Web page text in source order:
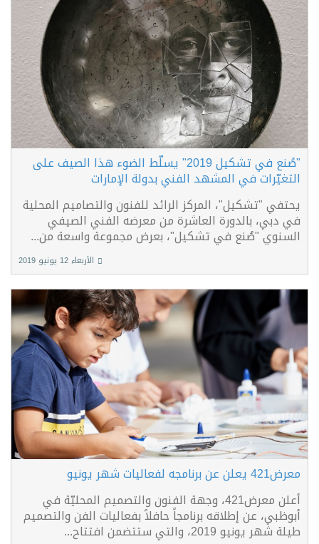
"صُنع في تشكيل 2019" يسلّط الضوء هذا الصيف على
التغيّرات في المشهد الفني بدولة الإمارات
يحتفي "تشكيل"، المركز الرائد للفنون والتصاميم المحلية
في دبي، بالدورة العاشرة من معرضه الفني الصيفي
السنوي "صُنع في تشكيل"، بعرض مجموعة واسعة من...
الأربعاء 12 يونيو 2019
معرض421 يعلن عن برنامجه لفعاليات شهر يونيو
أعلن معرض421، وجهة الفنون والتصميم المحليّة في
أبوظبي، عن إطلاقه برنامجاً حافلاً بفعاليات الفن والتصميم
طيلة شهر يونيو 2019، والتي ستتضمن افتتاح...